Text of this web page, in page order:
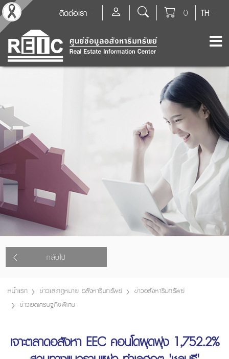
TH
0
ติดต่อเรา
กลับไป
หน้าแรก ข่าวและกฎหมาย อสังหาริมทรัพย์
ข่าวอสังหาริมทรัพย์
ข่าวเขตเศรษฐกิจพิเศษ
เจาะตลาดอสังหา EEC คอนโดผุดพุ่ง 1,752.2%